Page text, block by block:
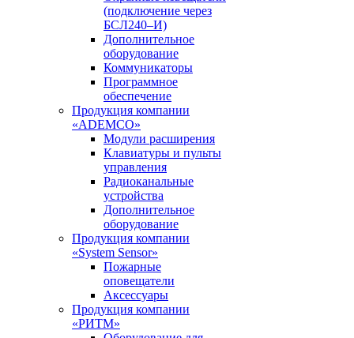
(подключение через
БСЛ240–И)
Дополнительное
оборудование
Коммуникаторы
Программное
обеспечение
Продукция компании
«ADEMCO»
Модули расширения
Клавиатуры и пульты
управления
Радиоканальные
устройства
Дополнительное
оборудование
Продукция компании
«System Sensor»
Пожарные
оповещатели
Аксессуары
Продукция компании
«РИТМ»